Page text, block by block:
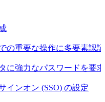
の重要な操作に多要素認
に強力なパスワードを要
インオン (SSO) の設定